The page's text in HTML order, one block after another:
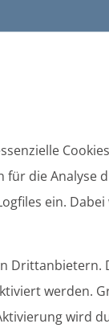
die Analyse
ein.
Drittanbietern.
werden.
wird